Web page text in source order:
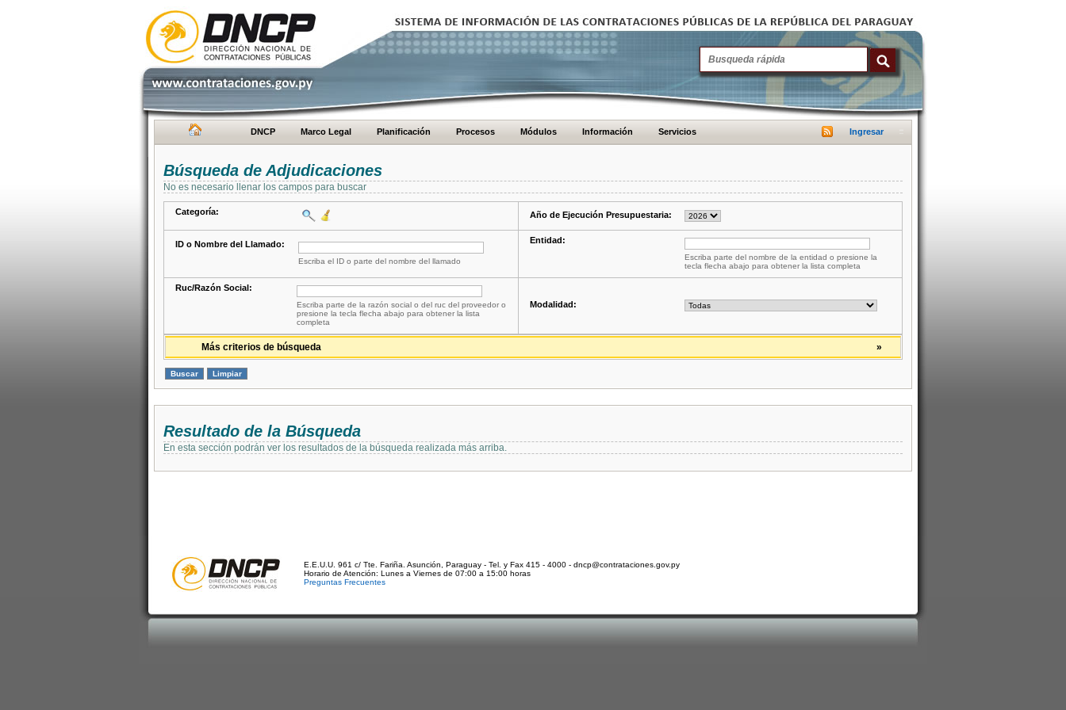
DNCP Marco Legal Planificación Procesos Módulos Información Servicios Ingresar
Búsqueda de Adjudicaciones
No es necesario llenar los campos para buscar
Categoría: Año de Ejecución Presupuestaria:
ID o Nombre del Llamado:
Escriba el ID o parte del nombre del llamado
Entidad:
Escriba parte del nombre de la entidad o presione la
tecla flecha abajo para obtener la lista completa
Ruc/Razón Social:
Escriba parte de la razón social o del ruc del proveedor o
presione la tecla flecha abajo para obtener la lista
completa
Modalidad:
»
Más criterios de búsqueda
Resultado de la Búsqueda
En esta sección podrán ver los resultados de la búsqueda realizada más arriba.
E.E.U.U. 961 c/ Tte. Fariña. Asunción, Paraguay - Tel. y Fax 415 - 4000 - dncp@contrataciones.gov.py
Horario de Atención: Lunes a Viernes de 07:00 a 15:00 horas
Preguntas Frecuentes